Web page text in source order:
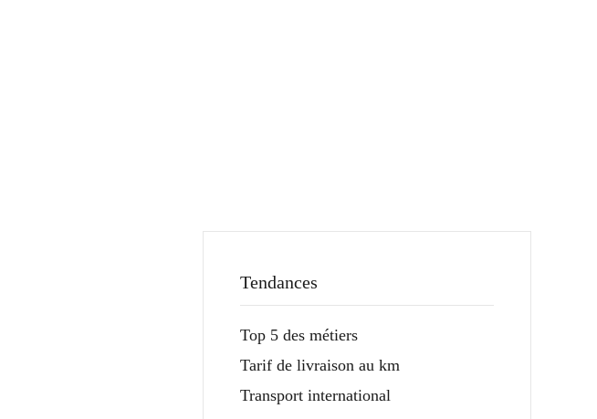
Tendances
Top 5 des métiers
Tarif de livraison au km
Transport international